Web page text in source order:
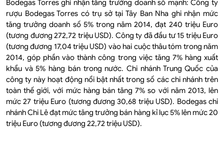
Bodegas Torres ghi nhận tăng trưởng doanh số mạnh: Công ty
rượu Bodegas Torres có trụ sở tại Tây Ban Nha ghi nhận mức
tăng trưởng doanh số 5% trong năm 2014, đạt 240 triệu Euro
(tương đương 272,72 triệu USD). Công ty đã đầu tư 15 triệu Euro
(tương đương 17,04 triệu USD) vào hai cuộc thâu tóm trong năm
2014, góp phần vào thành công trong việc tăng 7% hàng xuất
khẩu và 5% hàng bán trong nước. Chi nhánh Trung Quốc của
công ty này hoạt động nổi bật nhất trong số các chi nhánh trên
toàn thế giới, với mức hàng bán tăng 7% so với năm 2013, lên
mức 27 triệu Euro (tương đương 30,68 triệu USD). Bodegas chi
nhánh Chi Lê đạt mức tăng trưởng bán hàng kỉ lục 5% lên mức 20
triệu Euro (tương đương 22,72 triệu USD).